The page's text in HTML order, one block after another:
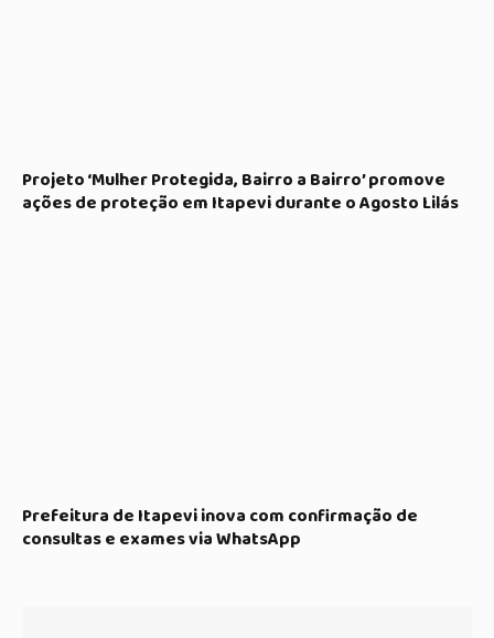
Projeto ‘Mulher Protegida, Bairro a Bairro’ promove
ações de proteção em Itapevi durante o Agosto Lilás
Prefeitura de Itapevi inova com confirmação de
consultas e exames via WhatsApp